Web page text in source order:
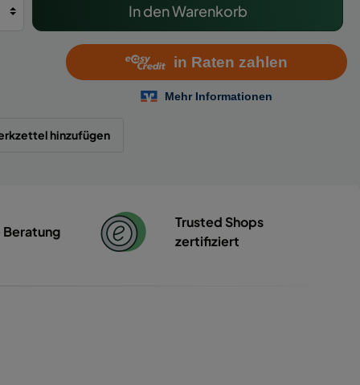
In den Warenkorb
hinzufügen
Beratung
Trusted Shops
zertifiziert